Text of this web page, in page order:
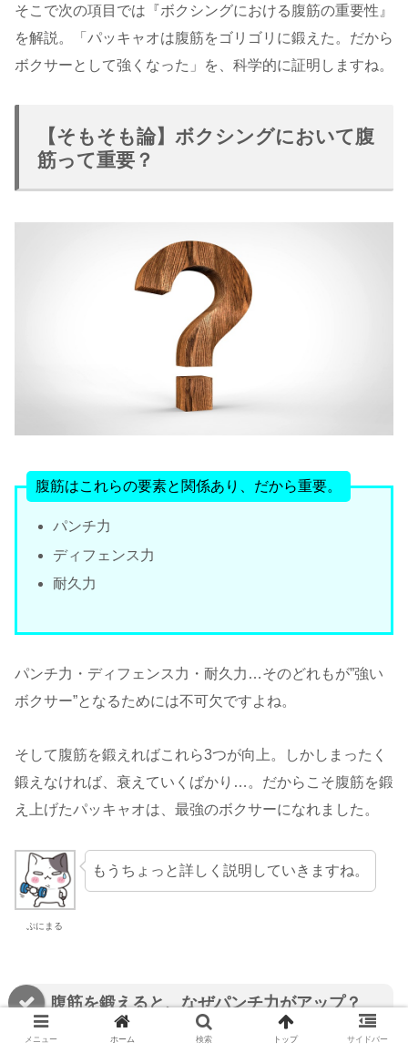
そこで次の項目では『ボクシングにおける腹筋の重要性』
を解説。「パッキャオは腹筋をゴリゴリに鍛えた。だから
ボクサーとして強くなった」を、科学的に証明しますね。
【そもそも論】ボクシングにおいて腹
筋って重要？
腹筋はこれらの要素と関係あり、だから重要。
パンチ力
ディフェンス力
耐久力
パンチ力・ディフェンス力・耐久力…そのどれもが”強い
ボクサー”となるためには不可欠ですよね。
そして腹筋を鍛えればこれら3つが向上。しかしまったく
鍛えなければ、衰えていくばかり…。だからこそ腹筋を鍛
え上げたパッキャオは、最強のボクサーになれました。
ぷにまる
もうちょっと詳しく説明していきますね。
腹筋を鍛えると、なぜパンチ力がアップ？
メニュー ホーム 検索 トップ サイドバー